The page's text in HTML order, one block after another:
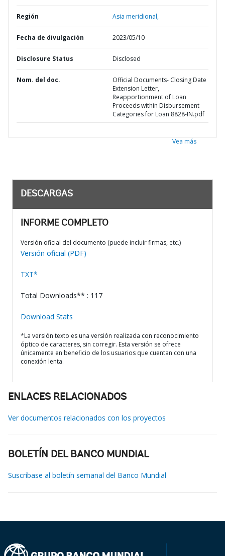
Región Asia meridional,
Fecha de divulgación 2023/05/10
Disclosure Status Disclosed
Nom. del doc.
Official Documents- Closing Date
Extension Letter,
Reapportionment of Loan
Proceeds within Disbursement
Categories for Loan 8828-IN.pdf
Vea más
DESCARGAS
INFORME COMPLETO
Versión oficial del documento (puede incluir firmas, etc.)
Versión oficial (PDF)
TXT*
Total Downloads** : 117
Download Stats
*La versión texto es una versión realizada con reconocimiento
óptico de caracteres, sin corregir. Esta versión se ofrece
únicamente en beneficio de los usuarios que cuentan con una
conexión lenta.
ENLACES RELACIONADOS
Ver documentos relacionados con los proyectos
BOLETÍN DEL BANCO MUNDIAL
Suscríbase al boletín semanal del Banco Mundial